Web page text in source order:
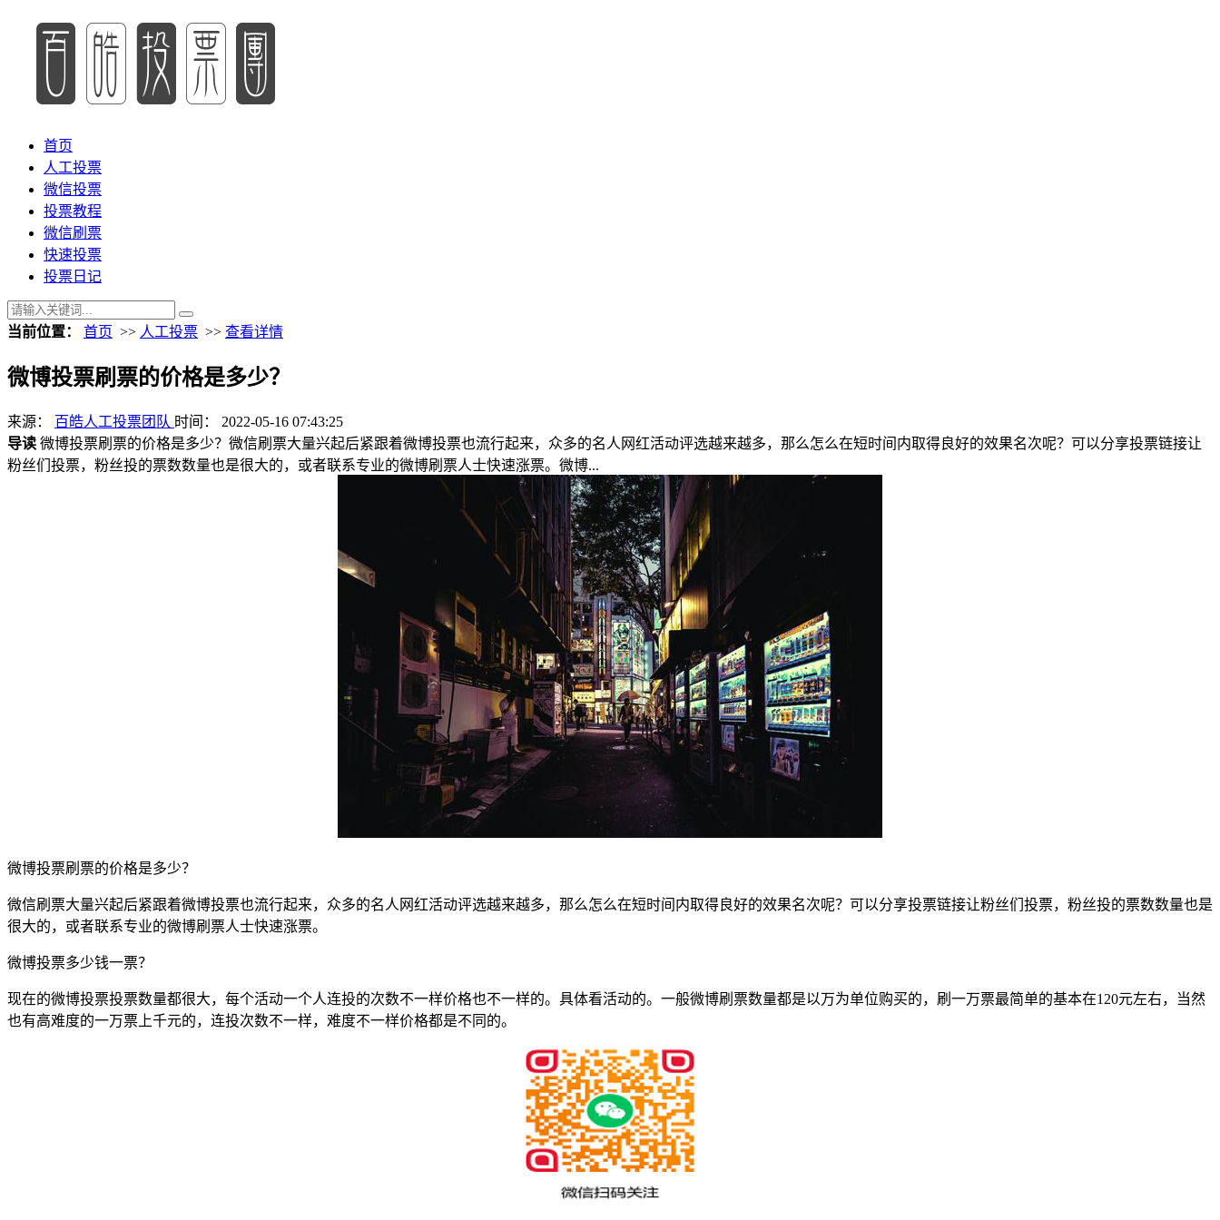
首页
人工投票
微信投票
投票教程
微信刷票
快速投票
投票日记
当前位置： 首页 >> 人工投票 >> 查看详情
微博投票刷票的价格是多少？
来源： 百皓人工投票团队 时间： 2022-05-16 07:43:25
导读 微博投票刷票的价格是多少？微信刷票大量兴起后紧跟着微博投票也流行起来，众多的名人网红活动评选越来越多，那么怎么在短时间内取得良好的效果名次呢？可以分享投票链接让
粉丝们投票，粉丝投的票数数量也是很大的，或者联系专业的微博刷票人士快速涨票。微博...
微博投票刷票的价格是多少？
微信刷票大量兴起后紧跟着微博投票也流行起来，众多的名人网红活动评选越来越多，那么怎么在短时间内取得良好的效果名次呢？可以分享投票链接让粉丝们投票，粉丝投的票数数量也是
很大的，或者联系专业的微博刷票人士快速涨票。
微博投票多少钱一票？
现在的微博投票投票数量都很大，每个活动一个人连投的次数不一样价格也不一样的。具体看活动的。一般微博刷票数量都是以万为单位购买的，刷一万票最简单的基本在120元左右，当然
也有高难度的一万票上千元的，连投次数不一样，难度不一样价格都是不同的。